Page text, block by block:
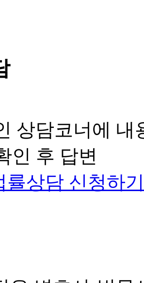
상담코너에 내
인 후 답변
률상담 신청하기